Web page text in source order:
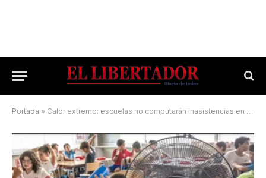
Portada » Calor extremo: escuelas no computarán inasistencias en el turno tarde